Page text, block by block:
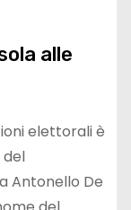
alle
elettorali è
del
Antonello De